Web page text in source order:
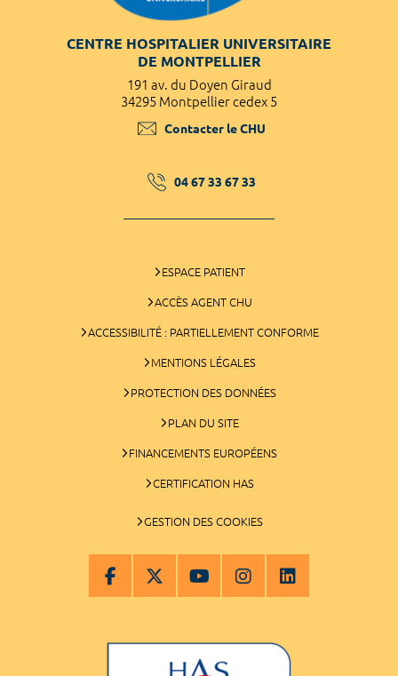
CENTRE HOSPITALIER UNIVERSITAIRE
DE MONTPELLIER
191 av. du Doyen Giraud
34295 Montpellier cedex 5
Contacter le CHU
04 67 33 67 33
ESPACE PATIENT
ACCÈS AGENT CHU
ACCESSIBILITÉ : PARTIELLEMENT CONFORME
MENTIONS LÉGALES
PROTECTION DES DONNÉES
PLAN DU SITE
FINANCEMENTS EUROPÉENS
CERTIFICATION HAS
GESTION DES COOKIES